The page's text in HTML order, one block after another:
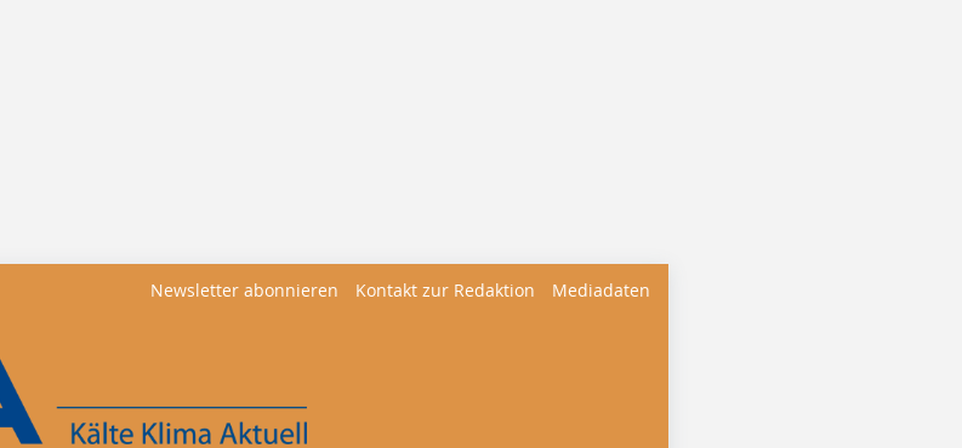
Newsletter abonnieren Kontakt zur Redaktion Mediadaten